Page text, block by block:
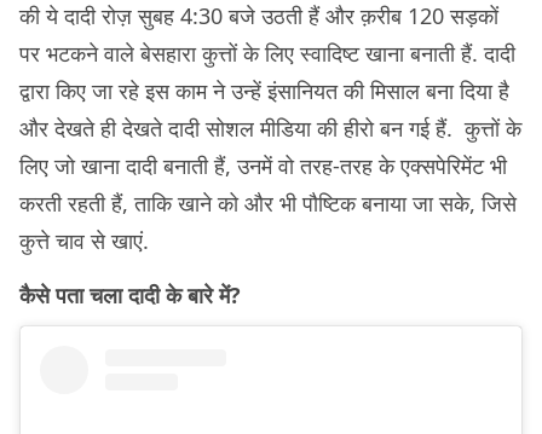
की ये दादी रोज़ सुबह 4:30 बजे उठती हैं और क़रीब 120 सड़कों
पर भटकने वाले बेसहारा कुत्तों के लिए स्वादिष्ट खाना बनाती हैं. दादी
द्वारा किए जा रहे इस काम ने उन्हें इंसानियत की मिसाल बना दिया है
और देखते ही देखते दादी सोशल मीडिया की हीरो बन गई हैं. कुत्तों के
लिए जो खाना दादी बनाती हैं, उनमें वो तरह-तरह के एक्सपेरिमेंट भी
करती रहती हैं, ताकि खाने को और भी पौष्टिक बनाया जा सके, जिसे
कुत्ते चाव से खाएं.
कैसे पता चला दादी के बारे में?